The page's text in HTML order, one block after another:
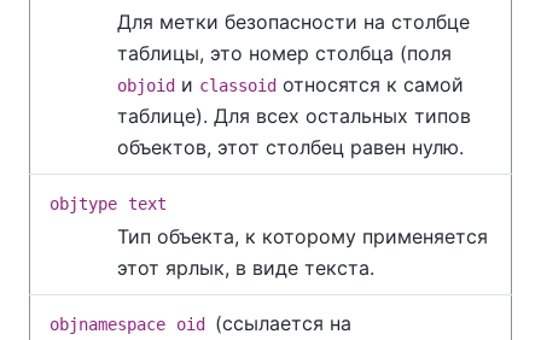
Для метки безопасности на столбце
таблицы, это номер столбца (поля
objoid и classoid относятся к самой
таблице). Для всех остальных типов
объектов, этот столбец равен нулю.
objtype text
Тип объекта, к которому применяется
этот ярлык, в виде текста.
objnamespace oid (ссылается на